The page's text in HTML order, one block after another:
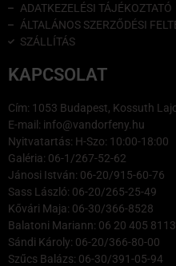
ADATKEZELÉSI TÁJÉKOZTATÓ
ÁLTALÁNOS SZERZŐDÉSI
SZÁLLÍTÁS
KAPCSOLAT
Cím: 1053 Budapest, Kossuth
E-mail: info@vandorfeny.hu
Nyitvatartás: H-Szo: 10:00-18:00
Galéria: 06-1/267-52-62
Jánosi István: 06-20/915-60-76
Sass László: 06-20/265-25-49
Kővári Maja: 06-30/366-8528
Balatoni Mariann: 06 20 405 8113
Sándi Károly: 06-20/366-80-00
Szűcs Balázs: 06-30/391-05-94